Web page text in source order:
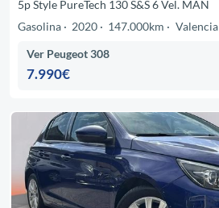
5p Style PureTech 130 S&S 6 Vel. MAN
Gasolina
2020 147.000km Valencia
Ver Peugeot 308
7.990€